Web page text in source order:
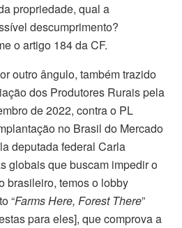
propriedade, qual a
descumprimento?
o artigo 184 da CF.
outro ângulo, também trazido
dos Produtores Rurais pela
de 2022, contra o PL
no Brasil do Mercado
deputada federal Carla
globais que buscam impedir o
brasileiro, temos o lobby
“Farms Here, Forest There”
para eles], que comprova a